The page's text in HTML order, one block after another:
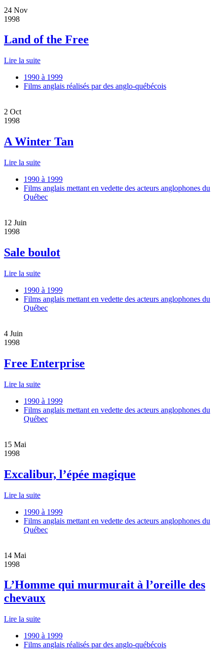
24 Nov
1998
Land of the Free
Lire la suite
1990 à 1999
Films anglais réalisés par des anglo-québécois
2 Oct
1998
A Winter Tan
Lire la suite
1990 à 1999
Films anglais mettant en vedette des acteurs anglophones du
Québec
12 Juin
1998
Sale boulot
Lire la suite
1990 à 1999
Films anglais mettant en vedette des acteurs anglophones du
Québec
4 Juin
1998
Free Enterprise
Lire la suite
1990 à 1999
Films anglais mettant en vedette des acteurs anglophones du
Québec
15 Mai
1998
Excalibur, l’épée magique
Lire la suite
1990 à 1999
Films anglais mettant en vedette des acteurs anglophones du
Québec
14 Mai
1998
L’Homme qui murmurait à l’oreille des
chevaux
Lire la suite
1990 à 1999
Films anglais réalisés par des anglo-québécois